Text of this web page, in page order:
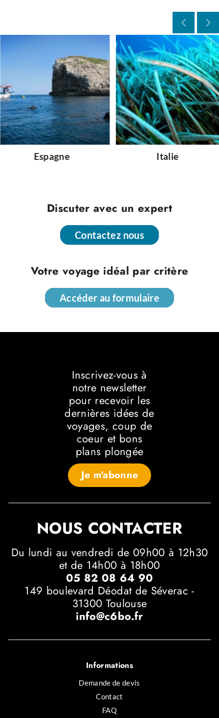
Espagne Italie
Discuter avec un expert
Contactez nous
Votre voyage idéal par critère
Accéder au formulaire
Inscrivez-vous à
notre newsletter
pour recevoir les
dernières idées de
voyages, coup de
coeur et bons
plans plongée
Je m'abonne
NOUS CONTACTER
Du lundi au vendredi de 09h00 à 12h30
et de 14h00 à 18h00
05 82 08 64 90
149 boulevard Déodat de Séverac -
31300 Toulouse
info@c6bo.fr
Informations
Demande de devis
Contact
FAQ